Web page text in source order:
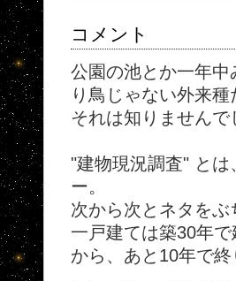
コメント
公園の池とか一年
り鳥じゃない外来種
それは知りません
"建物現況調査" と
ー。
次から次とネタを
一戸建ては築30年
から、あと10年で